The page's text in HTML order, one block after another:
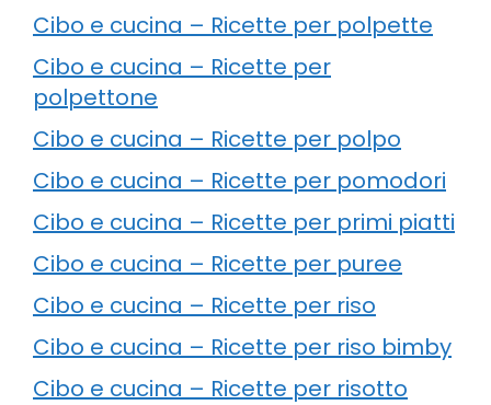
Cibo e cucina – Ricette per polpette
Cibo e cucina – Ricette per
polpettone
Cibo e cucina – Ricette per polpo
Cibo e cucina – Ricette per pomodori
Cibo e cucina – Ricette per primi piatti
Cibo e cucina – Ricette per puree
Cibo e cucina – Ricette per riso
Cibo e cucina – Ricette per riso bimby
Cibo e cucina – Ricette per risotto